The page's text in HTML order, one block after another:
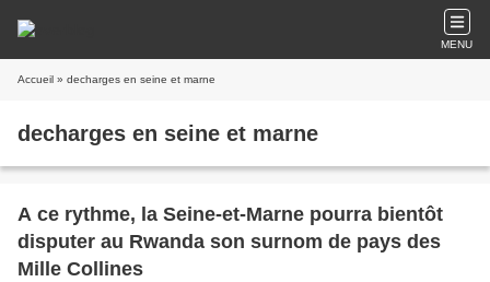
MENU
Accueil » decharges en seine et marne
decharges en seine et marne
A ce rythme, la Seine-et-Marne pourra bientôt
disputer au Rwanda son surnom de pays des
Mille Collines